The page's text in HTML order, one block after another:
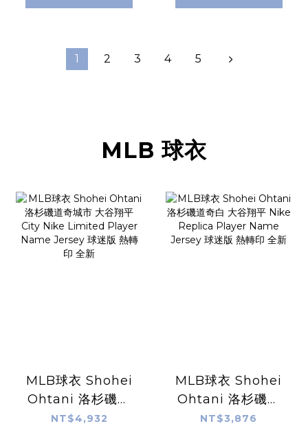
1 2 3 4 5
MLB 球衣
MLB球衣 Shohei
Ohtani 洛杉磯道
奇城市 大谷翔平
NT$4,932
MLB球衣 Shohei
Ohtani 洛杉磯道
奇白 大谷翔平
NT$3,876